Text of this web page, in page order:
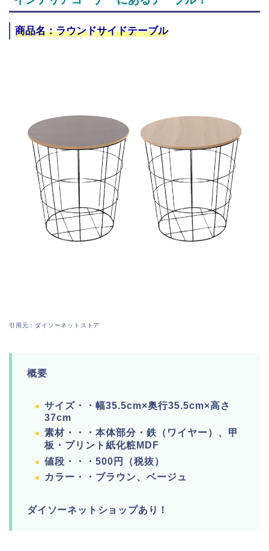
商品名：ラウンドサイドテーブル
引用元：ダイソーネットストア
概要
サイズ・・幅35.5cm×奥行35.5cm×高さ
37cm
素材・・・本体部分・鉄（ワイヤー）、甲
板・プリント紙化粧MDF
値段・・・500円（税抜）
カラー・・ブラウン、ベージュ
ダイソーネットショップあり！